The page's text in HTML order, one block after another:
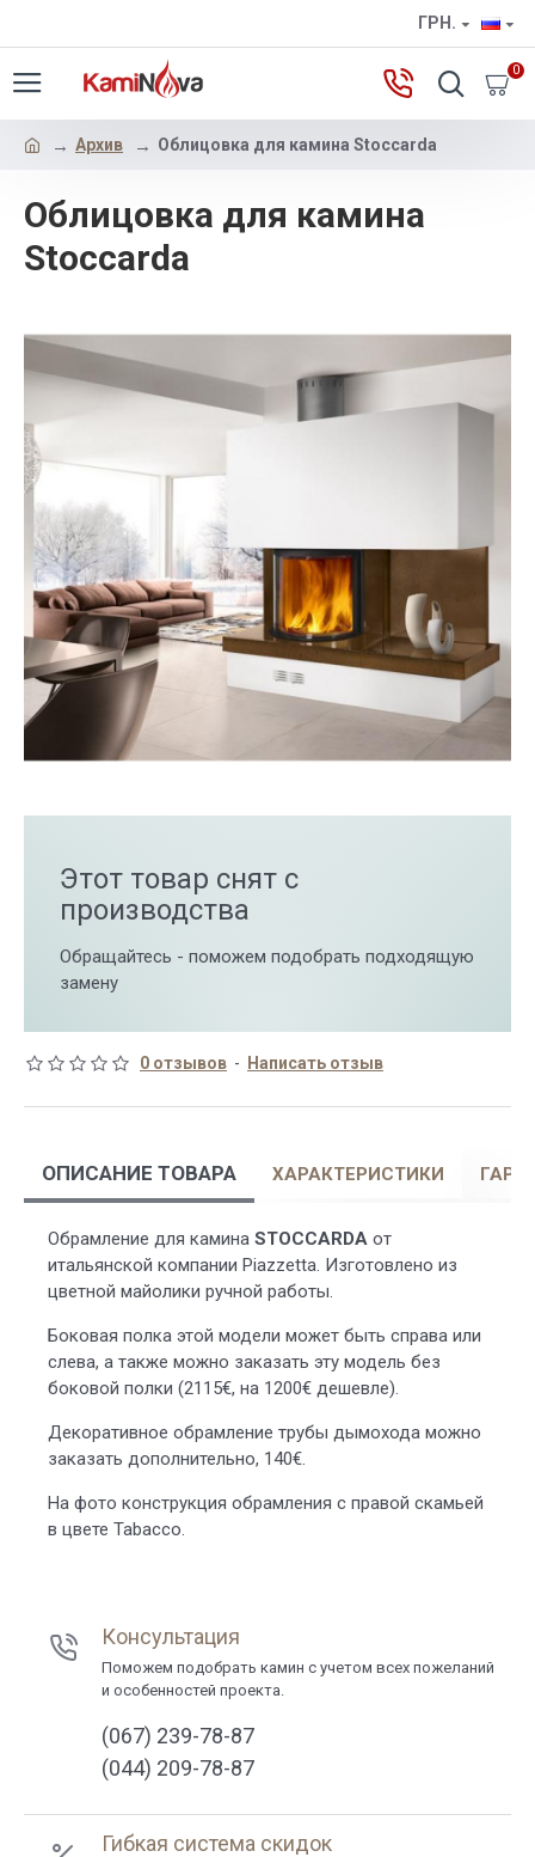
ГРН.
0
Архив Облицовка для камина Stoccarda
Облицовка для камина
Stoccarda
Этот товар снят с
производства
Обращайтесь - поможем подобрать подходящую
замену
0 отзывов - Написать отзыв
ОПИСАНИЕ ТОВАРА ХАРАКТЕРИСТИКИ
Обрамление для камина STOCCARDA от
итальянской компании Piazzetta. Изготовлено из
цветной майолики ручной работы.
Боковая полка этой модели может быть справа или
слева, а также можно заказать эту модель без
боковой полки (2115€, на 1200€ дешевле).
Декоративное обрамление трубы дымохода можно
заказать дополнительно, 140€.
На фото конструкция обрамления с правой скамьей
в цвете Tabacco.
Консультация
Поможем подобрать камин с учетом всех пожеланий
и особенностей проекта.
(067) 239-78-87
(044) 209-78-87
Гибкая система скидок